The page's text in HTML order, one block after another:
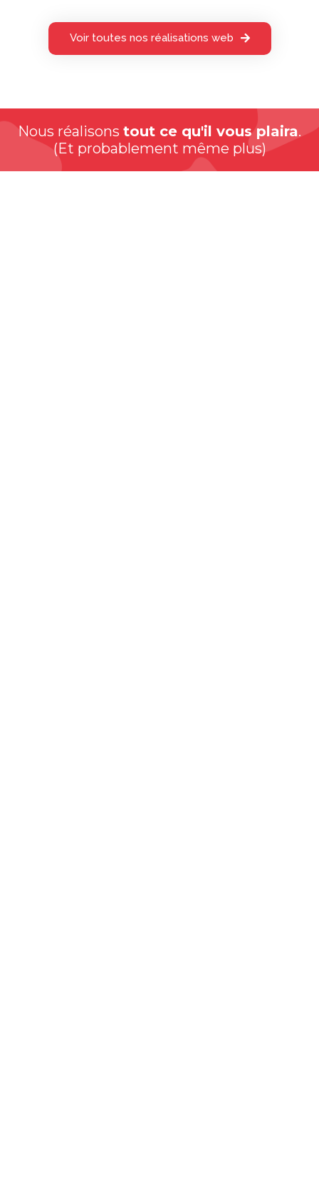
Voir toutes nos réalisations web
Nous réalisons tout ce qu'il vous plaira.
(Et probablement même plus)